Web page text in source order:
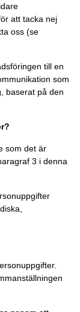
att tacka nej
oss (se
till en
som
baserat på den
som det är
3 i denna